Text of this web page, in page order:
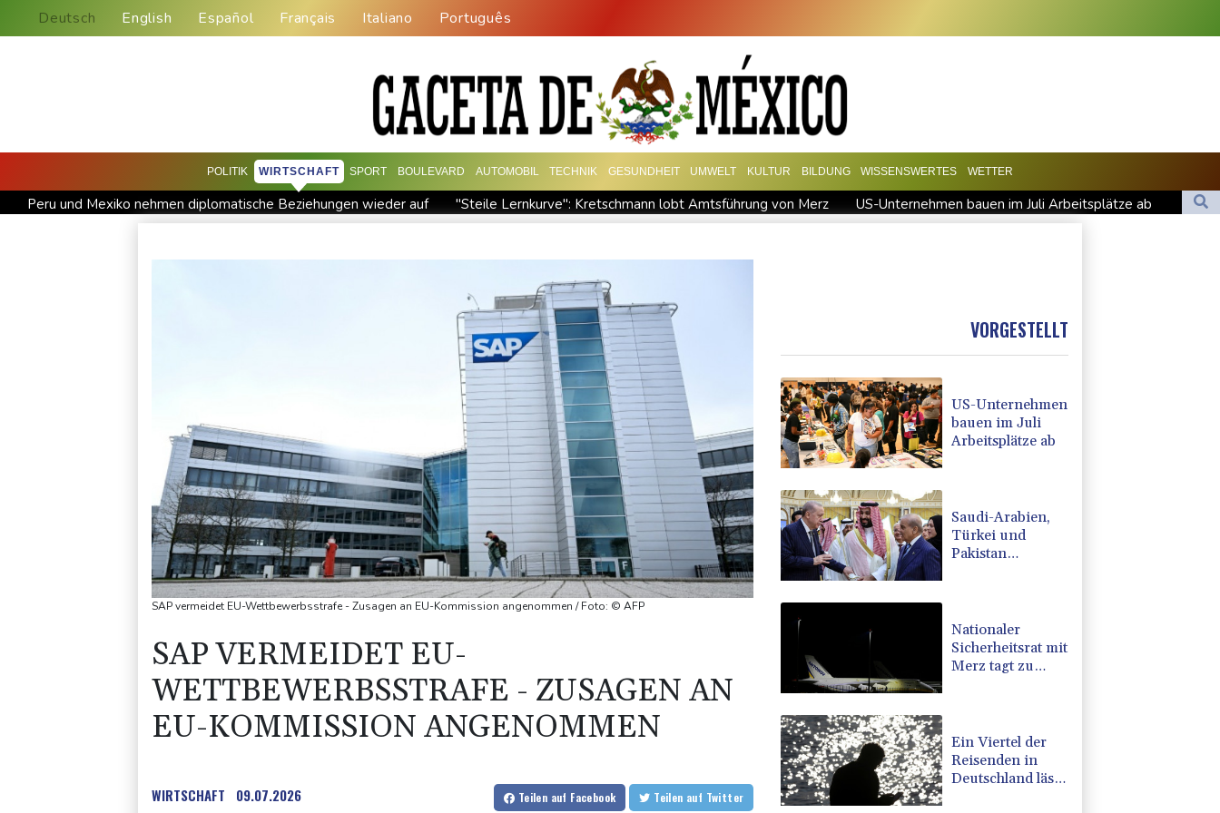
Deutsch English Español Français Italiano Português
POLITIK WIRTSCHAFT SPORT BOULEVARD AUTOMOBIL TECHNIK GESUNDHEIT UMWELT KULTUR BILDUNG WISSENSWERTES WETTER
Peru und Mexiko nehmen diplomatische Beziehungen wieder auf "Steile Lernkurve": Kretschmann lobt Amtsführung von Merz
US-Unternehmen bauen im Juli Arbeitsplätze ab
Xiaomi Skynomad: N70 und N90 erhöhen den Druck auf Europas SUV-Markt
Sicherheitskreise vermuten russische Kampagne hinter Falschvideo zu Merz-Rücktritt
Nationaler Sicherheitsrat mit Merz tagt zu Drohnenvorfall in Leipzig
Kabel der Deutschen Bahn beschädigt: Kölner Staatsschutz ermittelt wegen Sabotage
SAP vermeidet EU-Wettbewerbsstrafe - Zusagen an EU-Kommission angenommen / Foto: © AFP
SAP VERMEIDET EU-
WETTBEWERBSSTRAFE - ZUSAGEN AN
EU-KOMMISSION ANGENOMMEN
WIRTSCHAFT 09.07.2026 Teilen auf Facebook Teilen auf Twitter
VORGESTELLT
US-Unternehmen
bauen im Juli
Arbeitsplätze ab
Saudi-Arabien,
Türkei und
Pakistan
Verteidigungsabkommen
Nationaler
Sicherheitsrat mit
Merz tagt zu
Ein Viertel der
Reisenden in
Deutschland lässt